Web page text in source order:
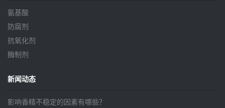
氨基酸
防腐剂
抗氧化剂
酶制剂
新闻动态
影响香精不稳定的因素有哪些？